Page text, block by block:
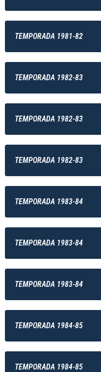
TEMPORADA 1981-82
TEMPORADA 1982-83
TEMPORADA 1982-83
TEMPORADA 1982-83
TEMPORADA 1983-84
TEMPORADA 1983-84
TEMPORADA 1983-84
TEMPORADA 1984-85
TEMPORADA 1984-85